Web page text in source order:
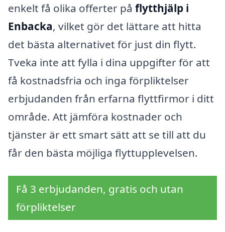
enkelt få olika offerter på flytthjälp i
Enbacka, vilket gör det lättare att hitta
det bästa alternativet för just din flytt.
Tveka inte att fylla i dina uppgifter för att
få kostnadsfria och inga förpliktelser
erbjudanden från erfarna flyttfirmor i ditt
område. Att jämföra kostnader och
tjänster är ett smart sätt att se till att du
får den bästa möjliga flyttupplevelsen.
Få 3 erbjudanden, gratis och utan
förpliktelser